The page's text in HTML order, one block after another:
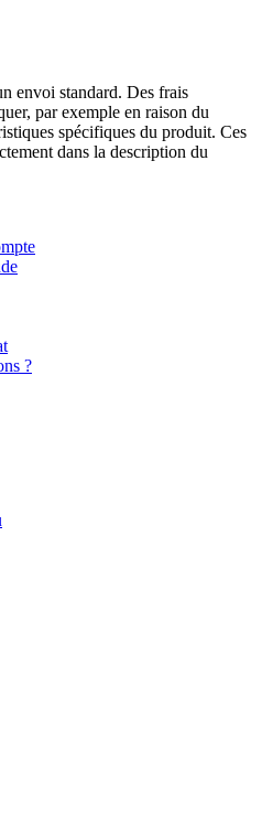
envoi standard. Des frais
par exemple en raison du
spécifiques du produit. Ces
dans la description du
?